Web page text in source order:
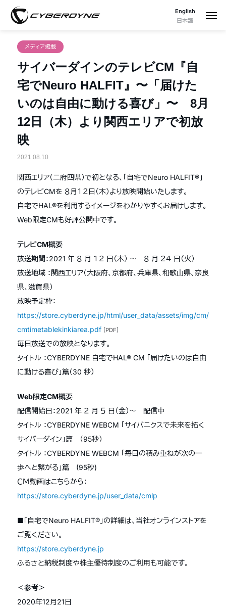
English
日本語
メディア掲載
サイバーダインのテレビCM『自
宅でNeuro HALFIT』〜「届けた
いのは自由に動ける喜び」〜 8月
12日（木）より関西エリアで初放
映
2021.08.10
関西エリア（二府四県）で初となる、「自宅でNeuro HALFIT®」
のテレビCMを ８月１２日（木）より放映開始いたします。
自宅でHAL®を利用するイメージをわかりやすくお届けします。
Web限定CMも好評公開中です。
テレビCM概要
放送期間：2021 年 ８ 月 １２ 日（木） ～ ８ 月 ２４ 日（火）
放送地域 ：関西エリア（大阪府、京都府、兵庫県、和歌山県、奈良
県、滋賀県）
放映予定枠：
https://store.cyberdyne.jp/html/user_data/assets/img/cm/
cmtimetablekinkiarea.pdf [PDF]
毎日放送での放映となります。
タイトル ：CYBERDYNE 自宅でHAL® CM 「届けたいのは自由
に動ける喜び」篇（30 秒）
Web限定CM概要
配信開始日：2021 年 ２ 月 ５ 日（金）～ 配信中
タイトル ：CYBERDYNE WEBCM 「サイバニクスで未来を拓く
サイバーダイン」篇 （95秒）
タイトル ：CYBERDYNE WEBCM 「毎日の積み重ねが次の一
歩へと繋がる」篇 (95秒)
ＣＭ動画はこちらから：
https://store.cyberdyne.jp/user_data/cmlp
■「自宅でNeuro HALFIT®」の詳細は、当社オンラインストアを
ご覧ください。
https://store.cyberdyne.jp
ふるさと納税制度や株主優待制度のご利用も可能です。
＜参考＞
2020年12月21日